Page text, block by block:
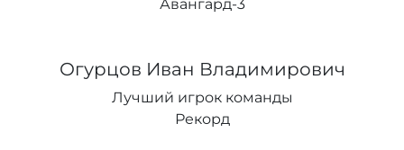
Авангард-3
Огурцов Иван Владимирович
Лучший игрок команды
Рекорд